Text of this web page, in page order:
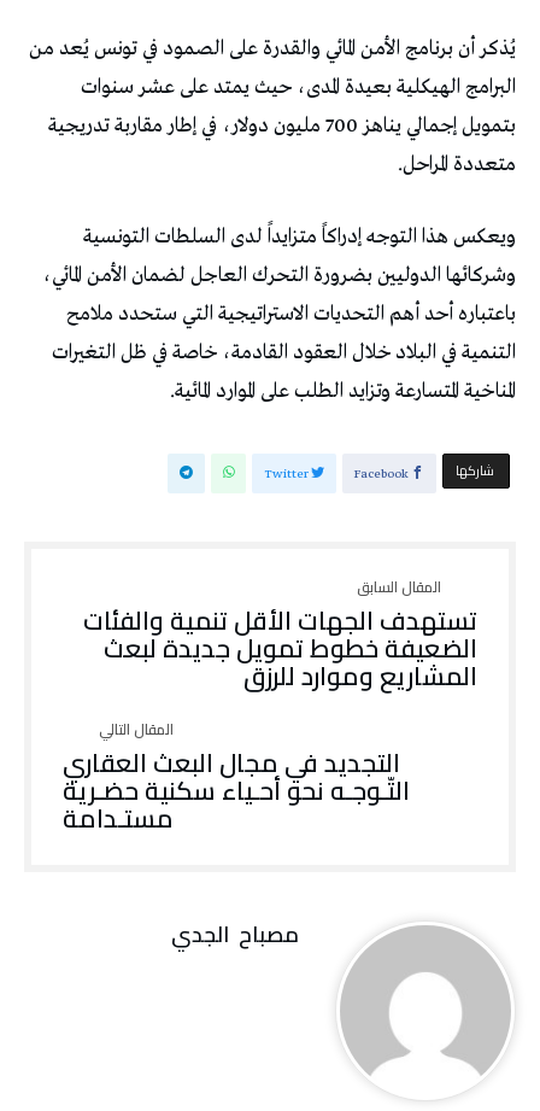
يُذكر أن برنامج الأمن المائي والقدرة على الصمود في تونس يُعد من
البرامج الهيكلية بعيدة المدى، حيث يمتد على عشر سنوات
بتمويل إجمالي يناهز 700 مليون دولار، في إطار مقاربة تدريجية
متعددة المراحل.
ويعكس هذا التوجه إدراكاً متزايداً لدى السلطات التونسية
وشركائها الدوليين بضرورة التحرك العاجل لضمان الأمن المائي،
باعتباره أحد أهم التحديات الاستراتيجية التي ستحدد ملامح
التنمية في البلاد خلال العقود القادمة، خاصة في ظل التغيرات
المناخية المتسارعة وتزايد الطلب على الموارد المائية.
‫‫ شاركها‬ Facebook
Twitter
تستهدف الجهات الأقل تنمية والفئات
الضعيفة خطوط تمويل جديدة لبعث
المشاريع وموارد للرزق
التجديد في مجال البعث العقاري
التّـوجـه نحو أحـياء سكنية حضـرية
مستـدامة
مصباح ‭ ‬الجدي